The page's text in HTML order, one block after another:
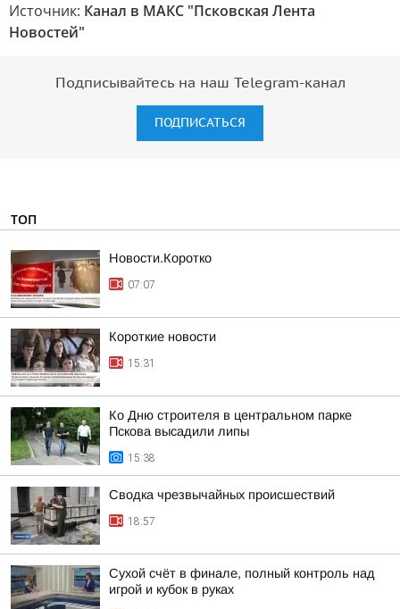
Источник: Канал в МАКС "Псковская Лента
Новостей"
Подписывайтесь на наш Telegram-канал
ПОДПИСАТЬСЯ
ТОП
Новости.Коротко
07:07
Короткие новости
15:31
Ко Дню строителя в центральном парке
Пскова высадили липы
15:38
Сводка чрезвычайных происшествий
18:57
Сухой счёт в финале, полный контроль над
игрой и кубок в руках